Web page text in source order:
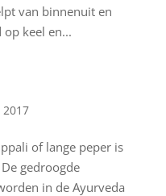
van binnenuit en
keel en...
of lange peper is
gedroogde
in de Ayurveda